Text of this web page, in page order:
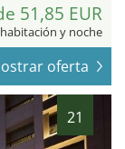
51,85 EUR
y noche
oferta
21